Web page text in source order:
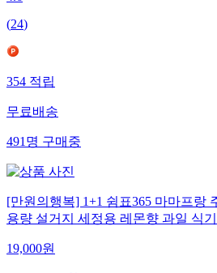
(24)
354적립
무료배송
491명구매중
[만원의행복] 1+1 쉼표365 마마프랑
용량 설거지 세정용 레몬향 과일 식
19,000원